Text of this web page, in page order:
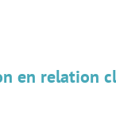
en relation